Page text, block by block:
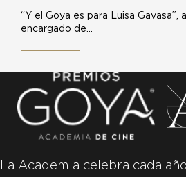
“Y el Goya es para Luisa Gavasa”,
encargado de…
La Academia celebra cada